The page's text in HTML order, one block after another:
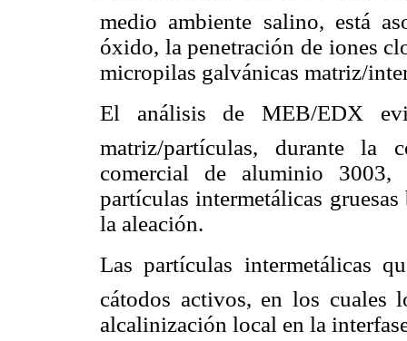
medio ambiente salino, está
óxido, la penetración de iones
micropilas galvánicas matriz/
El análisis de MEB/EDX
matriz/partículas, durante la
comercial de aluminio 3003,
partículas intermetálicas
la aleación.
Las partículas intermetálicas
cátodos activos, en los cuales
alcalinización local en la